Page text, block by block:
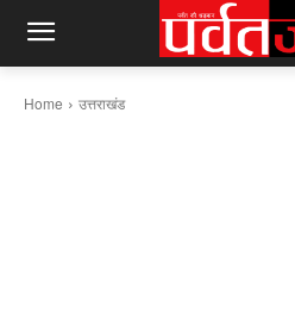
Home उत्तराखंड